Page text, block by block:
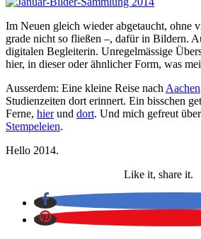
Im Neuen gleich wieder abgetaucht, ohne
grade nicht so fließen –, dafür in Bildern.
digitalen Begleiterin. Unregelmässige
hier, in dieser oder ähnlicher Form, was
Ausserdem: Eine kleine Reise nach Aachen
Studienzeiten dort erinnert. Ein bisschen
Ferne, hierund dort. Und mich gefreut
Stempeleien.
Hello 2014.
Like it, share it.